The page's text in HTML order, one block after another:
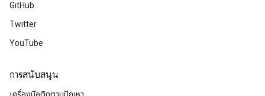
GitHub
Twitter
YouTube
การสนับสนุน